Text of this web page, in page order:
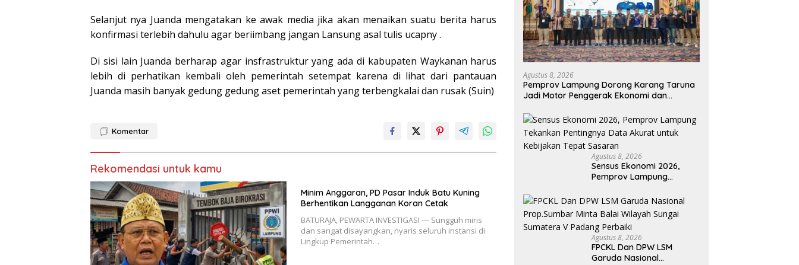
Selanjut nya Juanda mengatakan ke awak media jika akan menaikan suatu berita harus
konfirmasi terlebih dahulu agar beriimbang jangan Lansung asal tulis ucapny .
Di sisi lain Juanda berharap agar insfrastruktur yang ada di kabupaten Waykanan harus
lebih di perhatikan kembali oleh pemerintah setempat karena di lihat dari pantauan
Juanda masih banyak gedung gedung aset pemerintah yang terbengkalai dan rusak (Suin)
Komentar
Rekomendasi untuk kamu
Minim Anggaran, PD Pasar Induk Batu Kuning
Berhentikan Langganan Koran Cetak
BATURAJA, PEWARTA INVESTIGASI — Sungguh miris
dan sangat disayangkan, nyaris seluruh instansi di
Lingkup Pemerintah…
Agustus 8, 2026
Pemprov Lampung Dorong Karang Taruna
Jadi Motor Penggerak Ekonomi dan
Agustus 8, 2026
Sensus Ekonomi 2026,
Pemprov Lampung
Akurat untuk Kebijakan
Tepat Sasaran
Agustus 8, 2026
FPCKL Dan DPW LSM
Garuda Nasional